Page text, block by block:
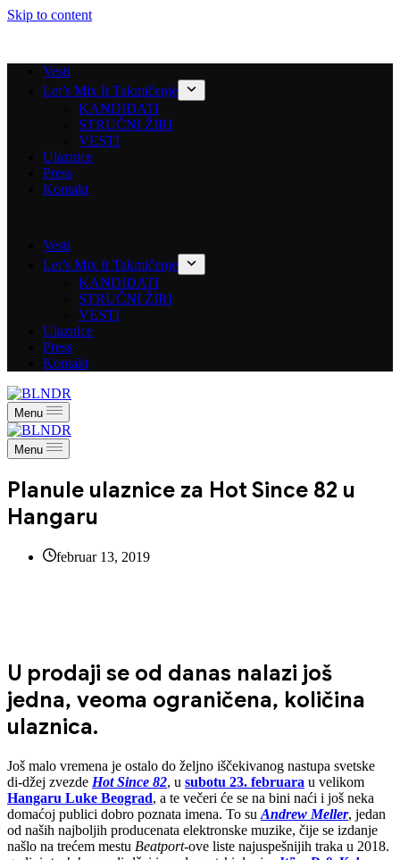
Skip to content
Vesti
Let’s Mix It Takmičenje
KANDIDATI
STRUČNI ŽIRI
VESTI
Ulaznice
Press
Kontakt
Vesti
Let’s Mix It Takmičenje
KANDIDATI
STRUČNI ŽIRI
VESTI
Ulaznice
Press
Kontakt
Menu
Menu
Planule ulaznice za Hot Since 82 u
Hangaru
februar 13, 2019
U prodaji se od danas nalazi još
jedna, veoma ograničena, količina
ulaznica.
Još malo vremena je ostalo do željno iščekivanog nastupa svetske
di-džej zvezde Hot Since 82, u subotu 23. februara u velikom
Hangaru Luke Beograd, a te večeri će se na bini naći i još neka
domaćoj publici dobro poznata imena. To su Andrew Meller, jedan
od naših najboljih producenata elektronske muzike, čije se izdanje
našlo na trećem mestu Beatport-ove liste najuspešnijih traka u 2018.